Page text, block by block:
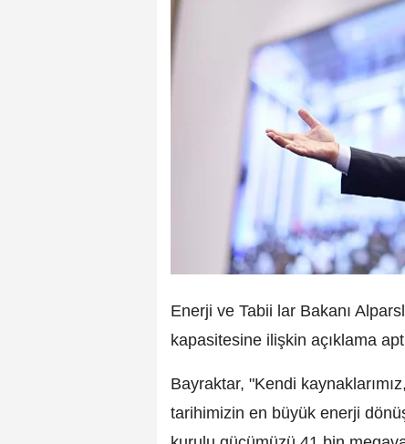
Enerji ve Tabii lar Bakanı
kapasitesine ilişkin açıklama
Bayraktar, "Kendi
tarihimizin en büyük enerji